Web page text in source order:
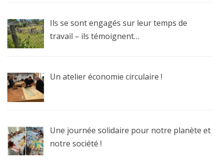
Ils se sont engagés sur leur temps de
travail – ils témoignent…
Un atelier économie circulaire !
Une journée solidaire pour notre planète et
notre société !